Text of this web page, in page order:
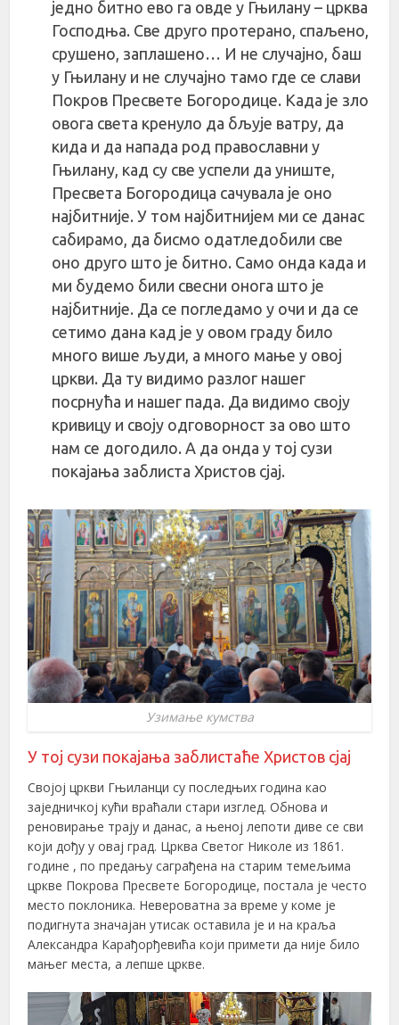
једно битно ево га овде у Гњилану – црква
Господња. Све друго протерано, спаљено,
срушено, заплашено… И не случајно, баш
у Гњилану и не случајно тамо где се слави
Покров Пресвете Богородице. Када је зло
овога света кренуло да бљује ватру, да
кида и да напада род православни у
Гњилану, кад су све успели да униште,
Пресвета Богородица сачувала је оно
најбитније. У том најбитнијем ми се данас
сабирамо, да бисмо одатледобили све
оно друго што је битно. Само онда када и
ми будемо били свесни онога што је
најбитније. Да се погледамо у очи и да се
сетимо дана кад је у овом граду било
много више људи, а много мање у овој
цркви. Да ту видимо разлог нашег
посрнућа и нашег пада. Да видимо своју
кривицу и своју одговорност за ово што
нам се догодило. А да онда у тој сузи
покајања заблиста Христов сјај.
Узимање кумства
У тој сузи покајања заблистаће Христов сјај
Својој цркви Гњиланци су последњих година као
заједничкој кући враћали стари изглед. Обнова и
реновирање трају и данас, а њеној лепоти диве се сви
који дођу у овај град. Црква Светог Николе из 1861.
године , по предању саграђена на старим темељима
цркве Покрова Пресвете Богородице, постала је често
место поклоника. Невероватна за време у коме је
подигнута значајан утисак оставила је и на краља
Александра Карађорђевића који примети да није било
мањег места, а лепше цркве.